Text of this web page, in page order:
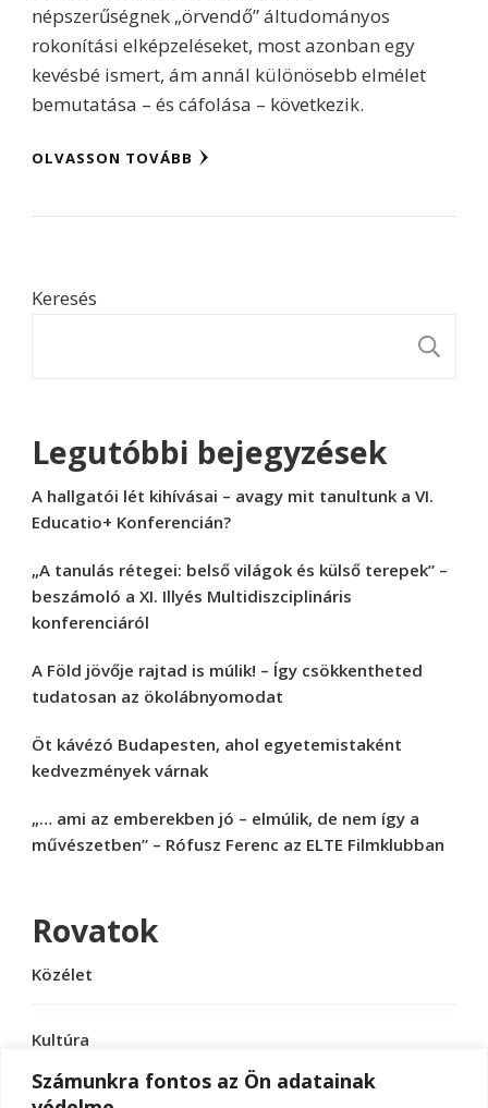
Számunkra fontos az Ön adatainak
népszerűségnek „örvendő” áltudományos
rokonítási elképzeléseket, most azonban egy
kevésbé ismert, ám annál különösebb elmélet
bemutatása – és cáfolása – következik.
OLVASSON TOVÁBB
Keresés
Legutóbbi bejegyzések
A hallgatói lét kihívásai – avagy mit tanultunk a VI.
Educatio+ Konferencián?
„A tanulás rétegei: belső világok és külső terepek” –
beszámoló a XI. Illyés Multidiszciplináris
konferenciáról
A Föld jövője rajtad is múlik! – Így csökkentheted
tudatosan az ökolábnyomodat
Öt kávézó Budapesten, ahol egyetemistaként
kedvezmények várnak
„… ami az emberekben jó – elmúlik, de nem így a
művészetben” – Rófusz Ferenc az ELTE Filmklubban
Rovatok
Közélet
Kultúra